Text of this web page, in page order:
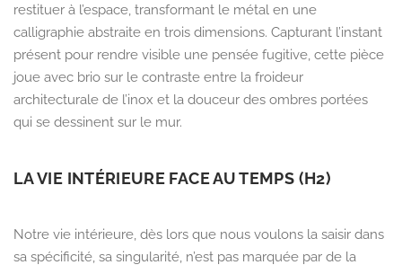
restituer à l’espace, transformant le métal en une
calligraphie abstraite en trois dimensions. Capturant l’instant
présent pour rendre visible une pensée fugitive, cette pièce
joue avec brio sur le contraste entre la froideur
architecturale de l’inox et la douceur des ombres portées
qui se dessinent sur le mur.
LA VIE INTÉRIEURE FACE AU TEMPS (H2)
Notre vie intérieure, dès lors que nous voulons la saisir dans
sa spécificité, sa singularité, n’est pas marquée par de la